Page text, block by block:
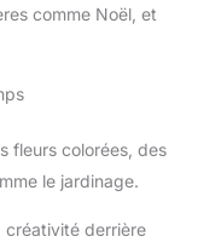
comme Noël, et
fleurs colorées, des
le jardinage.
créativité derrière